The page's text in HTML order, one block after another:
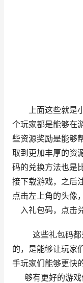
上面这些就是小
个玩家都是能够在
些资源奖励是能够
取到更加丰厚的资
码的兑换方法也是
接下载游戏，之后
点击左上角的头像
入礼包码，点击
这些礼包码都
的，是能够让玩家
手玩家们能够更快
够有更好的游戏